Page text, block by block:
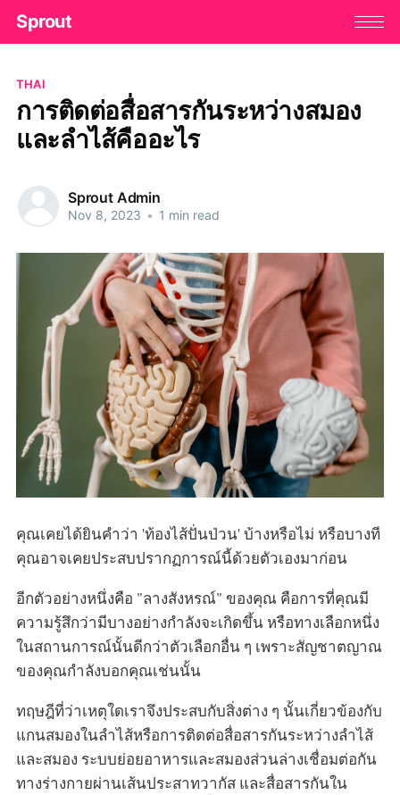
Sprout
THAI
การติดต่อสื่อสารกันระหว่างสมอง
และลำไส้คืออะไร
Sprout Admin
Nov 8, 2023 • 1 min read
คุณเคยได้ยินคำว่า 'ท้องไส้ปั่นป่วน' บ้างหรือไม่ หรือบางที
คุณอาจเคยประสบปรากฏการณ์นี้ด้วยตัวเองมาก่อน
อีกตัวอย่างหนึ่งคือ "ลางสังหรณ์" ของคุณ คือการที่คุณมี
ความรู้สึกว่ามีบางอย่างกำลังจะเกิดขึ้น หรือทางเลือกหนึ่ง
ในสถานการณ์นั้นดีกว่าตัวเลือกอื่น ๆ เพราะสัญชาตญาณ
ของคุณกำลังบอกคุณเช่นนั้น
ทฤษฎีที่ว่าเหตุใดเราจึงประสบกับสิ่งต่าง ๆ นั้นเกี่ยวข้องกับ
แกนสมองในลำไส้หรือการติดต่อสื่อสารกันระหว่างลำไส้
และสมอง ระบบย่อยอาหารและสมองส่วนล่างเชื่อมต่อกัน
ทางร่างกายผ่านเส้นประสาทวากัส และสื่อสารกันใน